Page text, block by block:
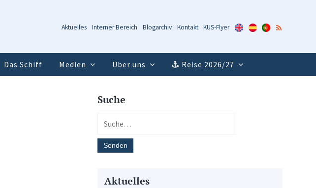
Aktuelles Interner Bereich Blogarchiv Kontakt KUS-Flyer
KUS-
Flyer
KUS-
Flyer
KUS-
Flyer
RSS-
Das Schiff Medien Über uns Reise 2026/27
Suche
Aktuelles